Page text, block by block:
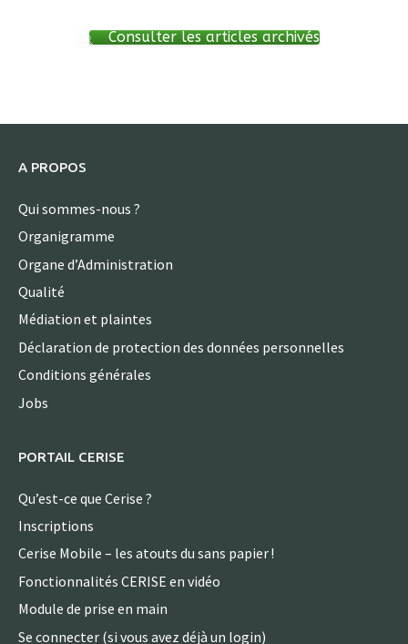
Consulter les articles archivés
A PROPOS
Qui sommes-nous ?
Organigramme
Organe d’Administration
Qualité
Médiation et plaintes
Déclaration de protection des données personnelles
Conditions générales
Jobs
PORTAIL CERISE
Qu’est-ce que Cerise ?
Inscriptions
Cerise Mobile – les atouts du sans papier !
Fonctionnalités CERISE en vidéo
Module de prise en main
Se connecter (si vous avez déjà un login)